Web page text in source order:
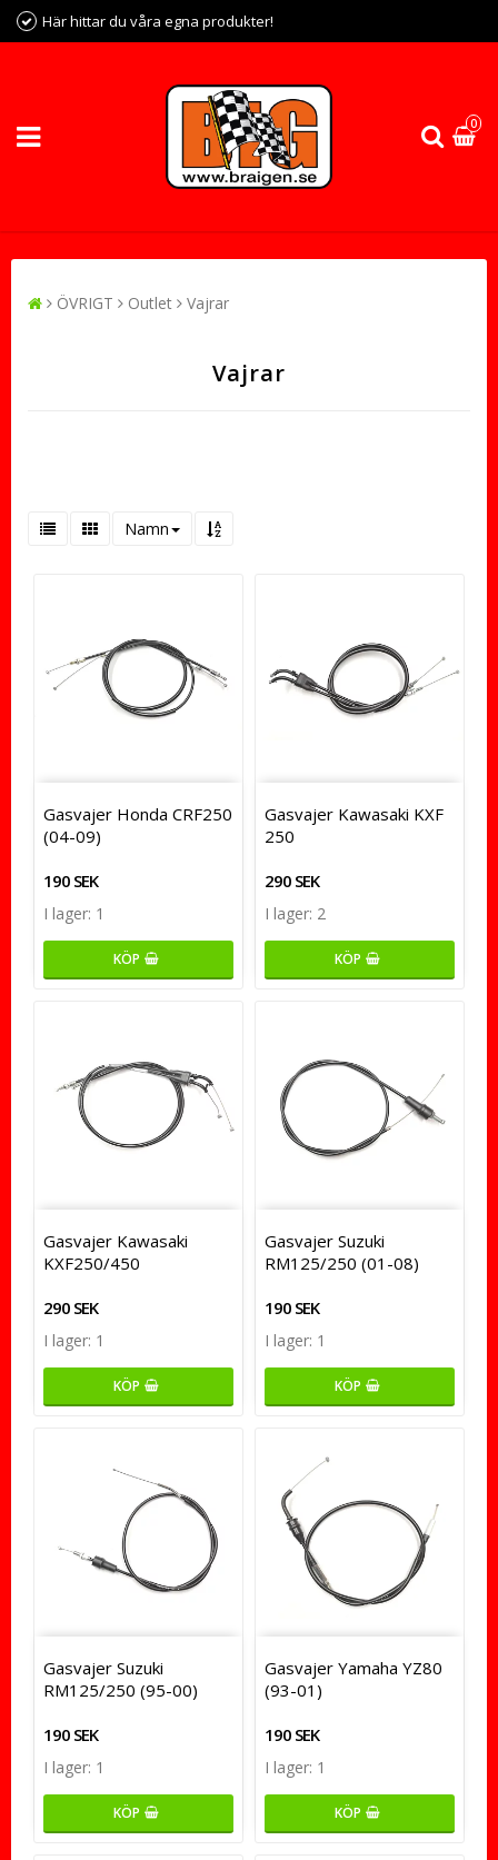
Här hittar du våra egna produkter!
0
ÖVRIGT Outlet Vajrar
Vajrar
Namn
Gasvajer Honda CRF250
(04-09)
190 SEK
I lager: 1
KÖP
Gasvajer Kawasaki KXF
250
290 SEK
I lager: 2
KÖP
Gasvajer Kawasaki
KXF250/450
290 SEK
I lager: 1
KÖP
Gasvajer Suzuki
RM125/250 (01-08)
190 SEK
I lager: 1
KÖP
Gasvajer Suzuki
RM125/250 (95-00)
190 SEK
I lager: 1
KÖP
Gasvajer Yamaha YZ80
(93-01)
190 SEK
I lager: 1
KÖP